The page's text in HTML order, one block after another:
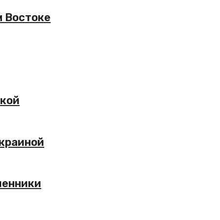
Востоке